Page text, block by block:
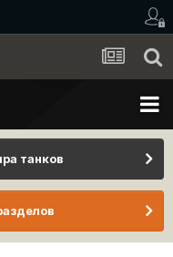
танков